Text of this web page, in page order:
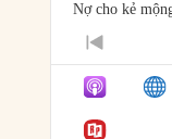
Nợ cho kẻ
giới hạn của
Mỹ Latinh
của phe cánh